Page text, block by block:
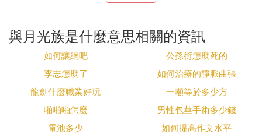
15、二、盡量減少外出就餐，去菜場買菜。
17、四、盡早購買屬於自己的商業保險。
18、五、盡量推遲購車計劃，積極利用公共交通工具
19、六、申請一張屬於自己的信用卡，建立自己的信
用檔案，巧用信用卡「免息還款期」。
20、七、辦理一個或幾個基金定投。
21、參考資料：網路-光族。
與月光族是什麼意思相關的資訊
如何讓網吧
公孫衍怎麼死的
李志怎麼了
如何治療的靜脈曲張
龍劍什麼職業好玩
一噸等於多少方
啪啪啪怎麼
男性包莖手術多少錢
電池多少
如何提高作文水平